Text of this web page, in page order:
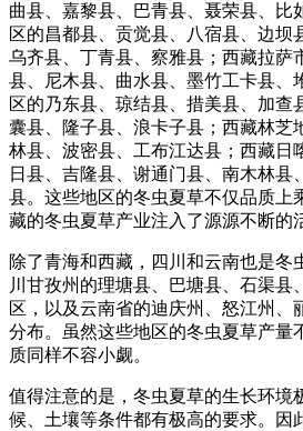
曲县、嘉黎县、巴青县、聂荣县、比
区的昌都县、贡觉县、八宿县、边坝
乌齐县、丁青县、察雅县；西藏拉萨
县、尼木县、曲水县、墨竹工卡县、
区的乃东县、琼结县、措美县、加查
囊县、隆子县、浪卡子县；西藏林芝
林县、波密县、工布江达县；西藏日
日县、吉隆县、谢通门县、南木林县
县。这些地区的冬虫夏草不仅品质上
藏的冬虫夏草产业注入了源源不断的
除了青海和西藏，四川和云南也是冬
川甘孜州的理塘县、巴塘县、石渠县
区，以及云南省的迪庆州、怒江州、
分布。虽然这些地区的冬虫夏草产量
质同样不容小觑。
值得注意的是，冬虫夏草的生长环境
候、土壤等条件都有极高的要求。因